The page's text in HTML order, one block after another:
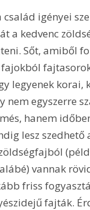
család igényei
a kedvenc
Sőt, amiből
legyenek korai,
nem egyszerre
hanem
lesz szedhető
vannak
friss
fajták.